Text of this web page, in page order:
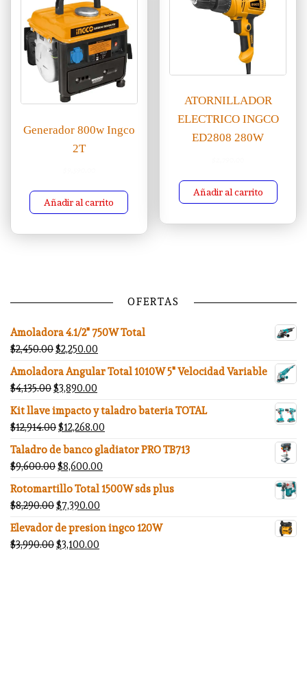
Generador 800w Ingco
2T
Añadir al carrito
ATORNILLADOR
ELECTRICO INGCO
ED2808 280W
Añadir al carrito
OFERTAS
Amoladora 4.1/2" 750W Total
$2,450.00El precio original era: $2,450.00.
$2,250.00
Amoladora Angular Total 1010W 5" Velocidad Variable
$4,135.00El precio original era: $4,135.00.
$3,890.00
Kit llave impacto y taladro bateria TOTAL
$12,914.00El precio original era: $12,914.00.
$12,268.00
Taladro de banco gladiator PRO TB713
$9,600.00El precio original era: $9,600.00.
$8,600.00
Rotomartillo Total 1500W sds plus
$8,290.00El precio original era: $8,290.00.
$7,390.00
Elevador de presion ingco 120W
$3,990.00El precio original era: $3,990.00.
$3,100.00